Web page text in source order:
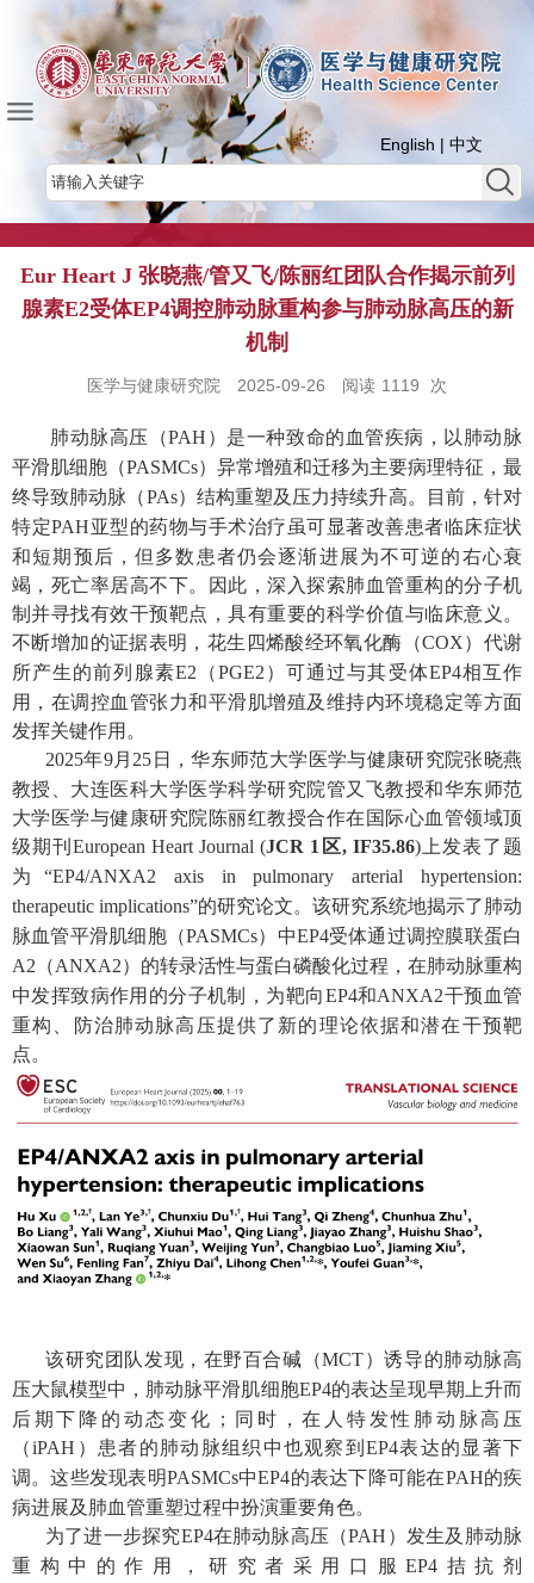
English |中文
Eur Heart J 张晓燕/管又飞/陈丽红团队合作揭示前列
腺素E2受体EP4调控肺动脉重构参与肺动脉高压的新
机制
医学与健康研究院 2025-09-26 阅读 1119 次
肺动脉高压（PAH ）是一种致命的血管疾病，以肺动脉
平滑肌细胞（PASMCs）异常增殖和迁移为主要病理特征，最
终导致肺动脉（PAs）结构重塑及压力持续升高。目前，针对
特定PAH亚型的药物与手术治疗虽可显著改善患者临床症状
和短期预后，但多数患者仍会逐渐进展为不可逆的右心衰
竭，死亡率居高不下。因此，深入探索肺血管重构的分子机
制并寻找有效干预靶点，具有重要的科学价值与临床意义。
不断增加的证据表明，花生四烯酸经环氧化酶（COX）代谢
所产生的前列腺素E2 （PGE2 ）可通过与其受体EP4相互作
用，在调控血管张力和平滑肌增殖及维持内环境稳定等方面
发挥关键作用。
2025年9月 25 日，华东师范大学医学与健康研究院张晓燕
教授、大连医科大学医学科学研究院管又飞教授和华东师范
大学医学与健康研究院陈丽红教授合作在国际心血管领域顶
级期刊European Heart Journal (JCR 1 区, IF35.86)上发表了题
为“EP4/ANXA2 axis in pulmonary arterial hypertension:
therapeutic implications”的研究论文。该研究系统地揭示了肺动
脉血管平滑肌细胞（PASMCs）中EP4受体通过调控膜联蛋白
A2 （ANXA2）的转录活性与蛋白磷酸化过程，在肺动脉重构
中发挥致病作用的分子机制，为靶向EP4和ANXA2干预血管
重构、防治肺动脉高压提供了新的理论依据和潜在干预靶
点。
该研究团队发现，在野百合碱（MCT）诱导的肺动脉高
压大鼠模型中，肺动脉平滑肌细胞EP4的表达呈现早期上升而
后期下降的动态变化；同时，在人特发性肺动脉高压
（iPAH ）患者的肺动脉组织中也观察到EP4表达的显著下
调。这些发现表明PASMCs中EP4的表达下降可能在PAH的疾
病进展及肺血管重塑过程中扮演重要角色。
为了进一步探究EP4在肺动脉高压（PAH ）发生及肺动脉
重构中的作用，研究者采用口服EP4 拮抗剂